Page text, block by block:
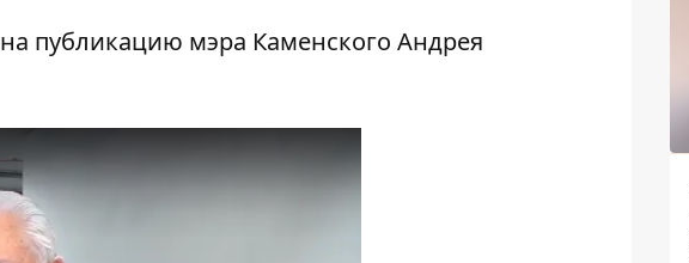
на публикацию мэра Каменского Андрея